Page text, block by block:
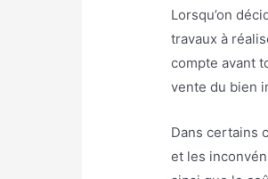
Lorsqu’on
travaux à
compte avant
vente du bien
Dans certains
et les